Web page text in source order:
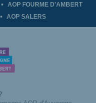
AOP FOURME D'AMBERT
AOP SALERS